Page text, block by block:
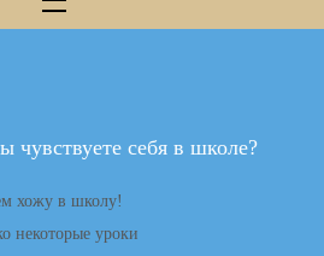
себя в школе?
хожу в школу!
некоторые уроки